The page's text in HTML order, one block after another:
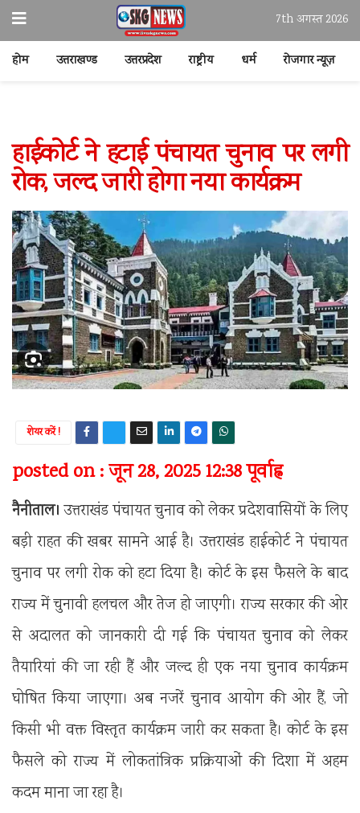
7th अगस्त 2026
होम उत्तराखण्ड उत्तरप्रदेश राष्ट्रीय धर्म रोजगार न्यूज़
हाईकोर्ट ने हटाई पंचायत चुनाव पर लगी
रोक, जल्द जारी होगा नया कार्यक्रम
शेयर करें !
posted on : जून 28, 2025 12:38 पूर्वाह्न
नैनीताल। उत्तराखंड पंचायत चुनाव को लेकर प्रदेशवासियों के लिए
बड़ी राहत की खबर सामने आई है। उत्तराखंड हाईकोर्ट ने पंचायत
चुनाव पर लगी रोक को हटा दिया है। कोर्ट के इस फैसले के बाद
राज्य में चुनावी हलचल और तेज हो जाएगी। राज्य सरकार की ओर
से अदालत को जानकारी दी गई कि पंचायत चुनाव को लेकर
तैयारियां की जा रही हैं और जल्द ही एक नया चुनाव कार्यक्रम
घोषित किया जाएगा। अब नजरें चुनाव आयोग की ओर हैं, जो
किसी भी वक्त विस्तृत कार्यक्रम जारी कर सकता है। कोर्ट के इस
फैसले को राज्य में लोकतांत्रिक प्रक्रियाओं की दिशा में अहम
कदम माना जा रहा है।